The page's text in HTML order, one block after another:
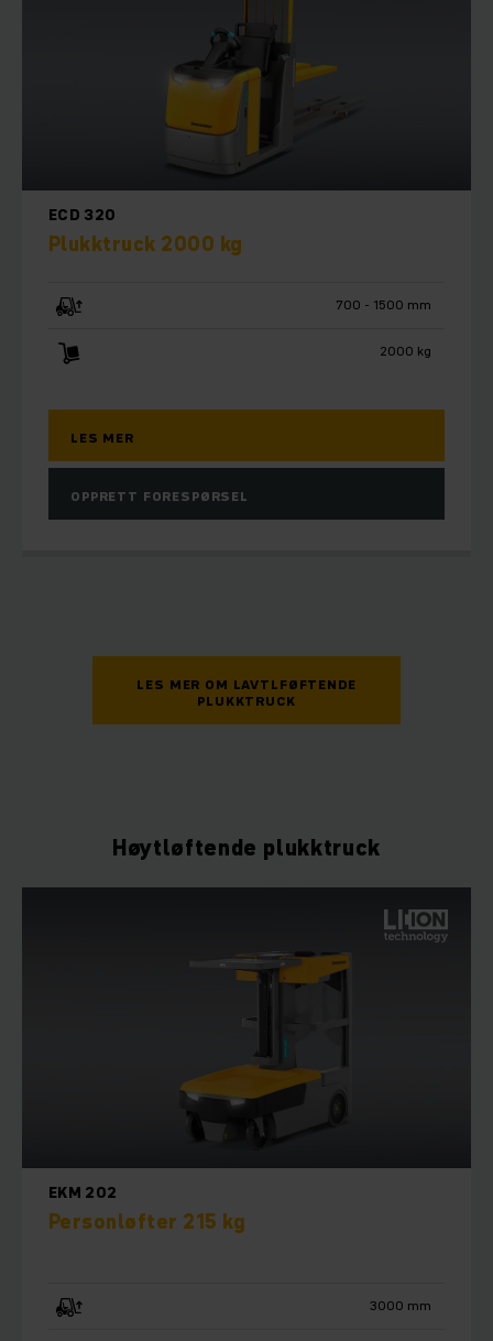
ECD 320
Plukktruck 2000 kg
700 - 1500 mm
2000 kg
LES MER
OPPRETT FORESPØRSEL
LES MER OM LAVTLFØFTENDE
PLUKKTRUCK
Høytløftende plukktruck
EKM 202
Personløfter 215 kg
3000 mm